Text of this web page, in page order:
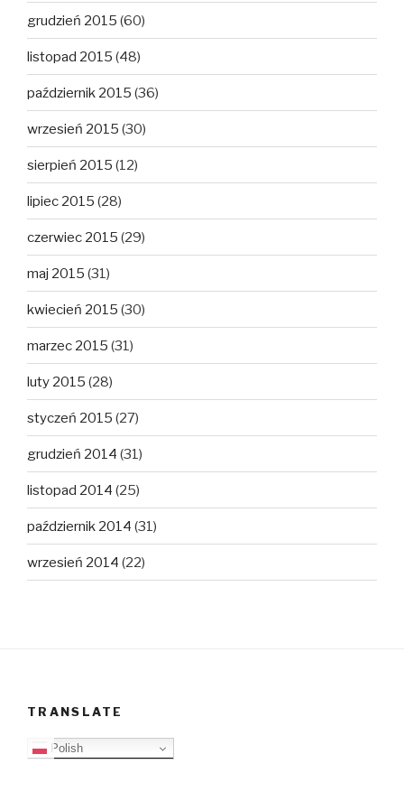
grudzień 2015 (60)
listopad 2015 (48)
październik 2015 (36)
wrzesień 2015 (30)
sierpień 2015 (12)
lipiec 2015 (28)
czerwiec 2015 (29)
maj 2015 (31)
kwiecień 2015 (30)
marzec 2015 (31)
luty 2015 (28)
styczeń 2015 (27)
grudzień 2014 (31)
listopad 2014 (25)
październik 2014 (31)
wrzesień 2014 (22)
TRANSLATE
Polish